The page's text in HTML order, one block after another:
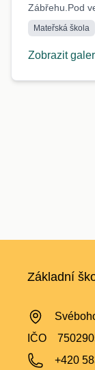
Zábřehu.Pod
Mateřská škola
Zobrazit
Základní
IČO
+420